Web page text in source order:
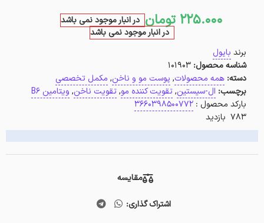
225.000 تومان در انبار موجود نمی باشد
در انبار موجود نمی باشد
برند بایول
شناسه محصول: 101903
دسته: همه محصولات, پوست مو و ناخن, مکمل تخصصی
برچسب: ال-سیستین,تقویت کننده مو,تقویت ناخن, ویتامین B6
بارکد محصول : 3660398500772
783 بازدید
مقایسه
اشتراک گذاری: